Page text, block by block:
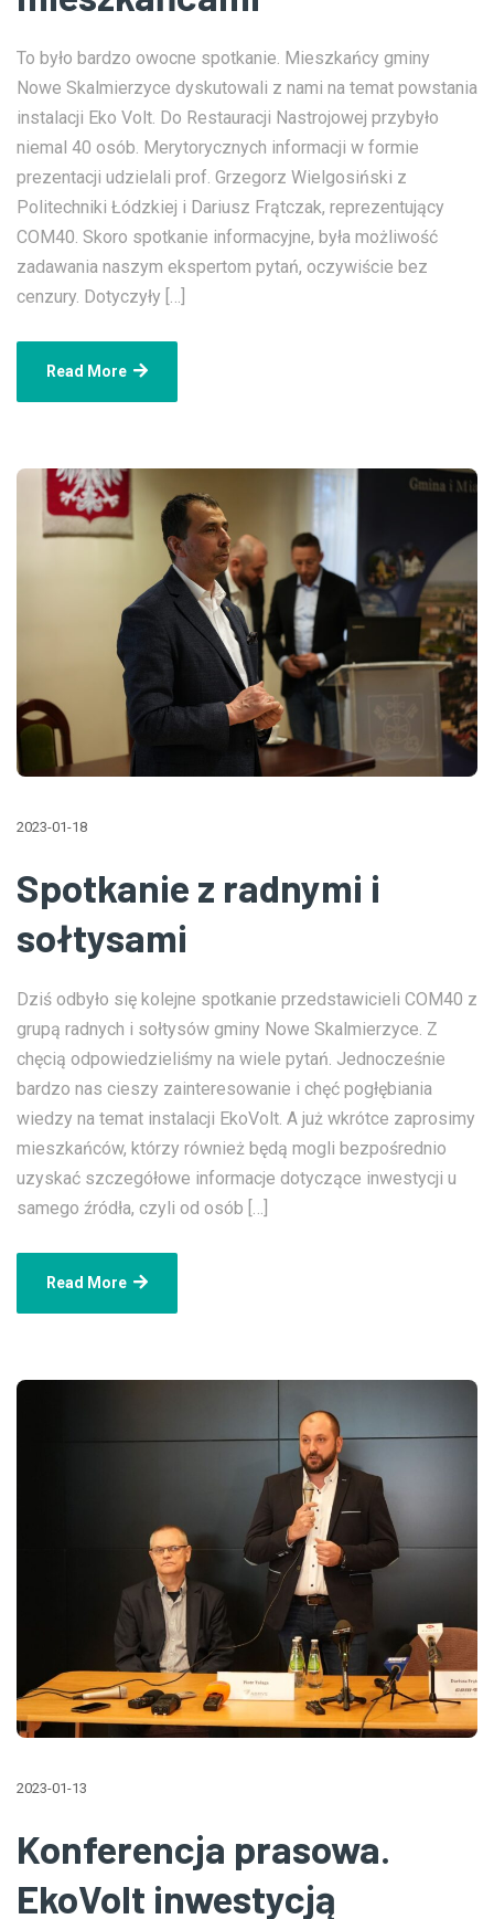
To było bardzo owocne spotkanie. Mieszkańcy gminy
Nowe Skalmierzyce dyskutowali z nami na temat powstania
instalacji Eko Volt. Do Restauracji Nastrojowej przybyło
niemal 40 osób. Merytorycznych informacji w formie
prezentacji udzielali prof. Grzegorz Wielgosiński z
Politechniki Łódzkiej i Dariusz Frątczak, reprezentujący
COM40. Skoro spotkanie informacyjne, była możliwość
zadawania naszym ekspertom pytań, oczywiście bez
cenzury. Dotyczyły […]
Read More
2023-01-18
Spotkanie z radnymi i
sołtysami
Dziś odbyło się kolejne spotkanie przedstawicieli COM40 z
grupą radnych i sołtysów gminy Nowe Skalmierzyce. Z
chęcią odpowiedzieliśmy na wiele pytań. Jednocześnie
bardzo nas cieszy zainteresowanie i chęć pogłębiania
wiedzy na temat instalacji EkoVolt. A już wkrótce zaprosimy
mieszkańców, którzy również będą mogli bezpośrednio
uzyskać szczegółowe informacje dotyczące inwestycji u
samego źródła, czyli od osób […]
Read More
2023-01-13
Konferencja prasowa.
EkoVolt inwestycją